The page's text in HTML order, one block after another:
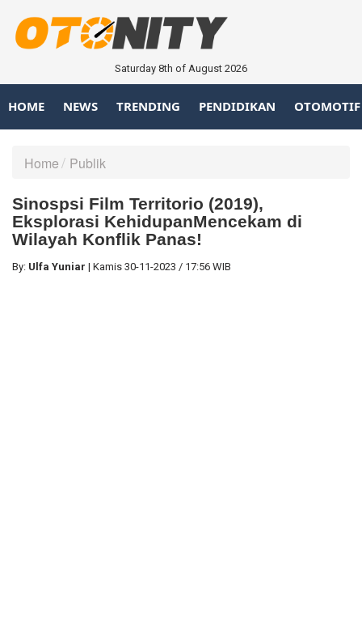
Saturday 8th of August 2026
HOME NEWS TRENDING PENDIDIKAN OTOMOTIF
Home Publik
Sinospsi Film Territorio (2019),
Eksplorasi KehidupanMencekam di
Wilayah Konflik Panas!
By: Ulfa Yuniar | Kamis 30-11-2023 / 17:56 WIB